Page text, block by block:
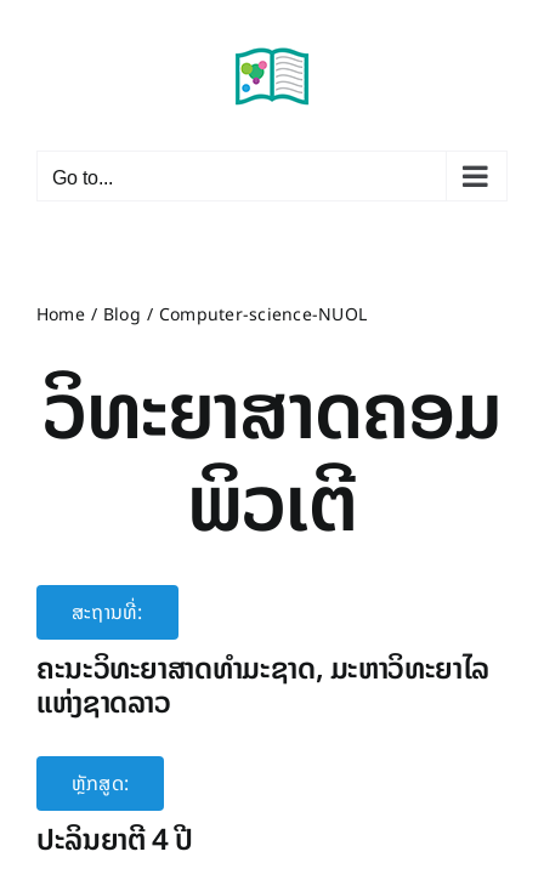
Go to...
Home Blog Computer-science-NUOL
ວິທະຍາສາດຄອມ
ພິວເຕີ
ສະຖານທີ່:
ຄະນະວິທະຍາສາດທຳມະຊາດ, ມະຫາວິທະຍາໄລ
ແຫ່ງຊາດລາວ
ຫຼັກສູດ:
ປະລິນຍາຕີ 4 ປີ